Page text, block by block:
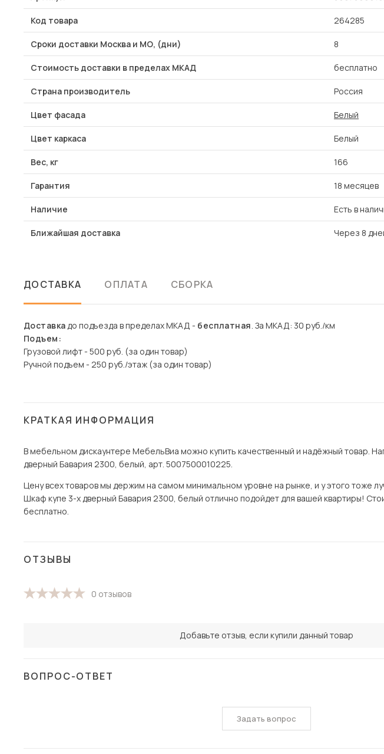
Код товара 264285
Сроки доставки Москва и МО, (дни) 8
Стоимость доставки в пределах МКАД бесплатно
Страна производитель Россия
Цвет фасада Белый
Цвет каркаса Белый
Вес, кг 166
Гарантия 18 месяцев
Наличие Есть в
Ближайшая доставка Через 8
ДОСТАВКА ОПЛАТА СБОРКА
Доставкадо подъезда в пределах МКАД - бесплатная. За МКАД: 30 руб./км
Подъем:
Грузовой лифт - 500 руб. (за один товар)
Ручной подъем - 250 руб./этаж (за один товар)
КРАТКАЯ ИНФОРМАЦИЯ
В мебельном дискаунтере МебельВиа можно купить качественный и надёжный товар.
дверный Бавария 2300, белый, арт. 5007500010225.
Цену всех товаров мы держим на самом минимальном уровне на рынке, и у этого тоже
Шкаф купе 3-х дверный Бавария 2300, белый отлично подойдет для вашей квартиры!
бесплатно.
ОТЗЫВЫ
0 отзывов
Добавьте отзыв, если купили данный товар
ВОПРОС-ОТВЕТ
Задать вопрос